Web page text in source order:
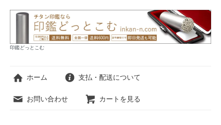
印鑑どっとこむ
ホーム 支払・配送について
お問い合わせ カートを見る